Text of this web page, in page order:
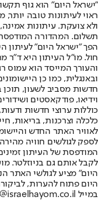
"ישראל היום" הוא גוף
ראוי לעיתונות טובה
ולא צועקת. עיתונות
הפך "ישראל היום" לעיתון
חול. מו"ל העיתון היא ד"ר
והעורך המייסד הוא עמוס
חדשות מסביב לשעון, תוכן
וידיאו, פודקאסטים
כוללות ערוצי חדשות
לאוויר האתר החדש
לספק לגולשים חוויה
המודפסת של העיתון
לקבל אותם גם בניוזלטר.
היום" מציע לגולשי האתר
היום פתוח להערות,
במייל hayom@israelhayom.co.il.